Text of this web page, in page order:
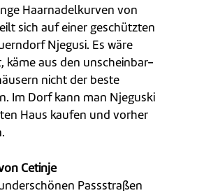
Haarnadelkurven von
sich auf einer geschützten
Njegusi. Es wäre
käme aus den unscheinbar-
nicht der beste
Im Dorf kann man Njeguski
Haus kaufen und vorher
Cetinje
Passstraßen